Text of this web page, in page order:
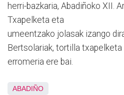
herri-bazkaria, Abadiñoko XII.
Txapelketa eta
umeentzako jolasak izango
Bertsolariak, tortilla
erromeria ere bai.
ABADIÑO